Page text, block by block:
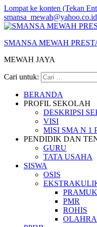
Lompat ke konten (Tekan
smansa_mewah@yahoo.co.id
SMANSA MEWAH
MEWAH JAYA
Cari untuk:
BERANDA
PROFIL SEKOLAH
DESKRIPSI
VISI
MISI SMA N 1
PENDIDIK DAN
GURU
TATA USAHA
SISWA
OSIS
PMR
ROHIS